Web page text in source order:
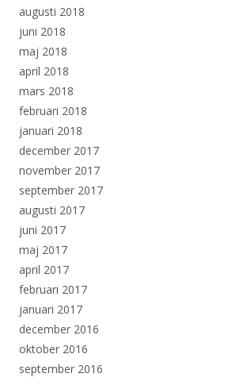
augusti 2018
juni 2018
maj 2018
april 2018
mars 2018
februari 2018
januari 2018
december 2017
november 2017
september 2017
augusti 2017
juni 2017
maj 2017
april 2017
februari 2017
januari 2017
december 2016
oktober 2016
september 2016